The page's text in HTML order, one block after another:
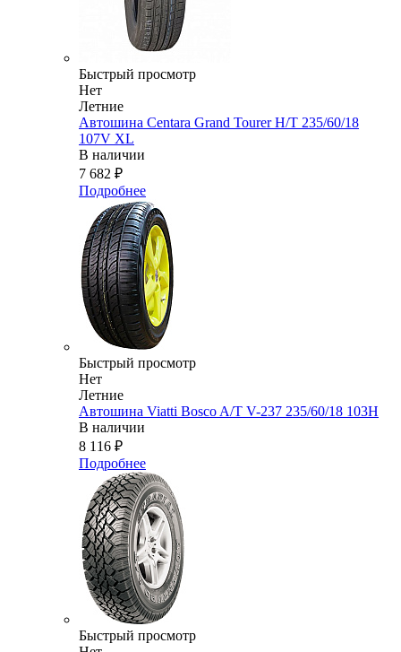
Быстрый просмотр
Нет
Летние
Автошина Centara Grand Tourer H/T 235/60/18
107V XL
В наличии
7 682 ₽
Подробнее
Быстрый просмотр
Нет
Летние
Автошина Viatti Bosco A/T V-237 235/60/18 103H
В наличии
8 116 ₽
Подробнее
Быстрый просмотр